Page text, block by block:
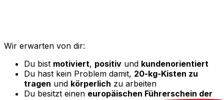
Wir erwarten von dir:
Du bist motiviert, positiv und kundenorientiert
Du hast kein Problem damit, 20-kg-Kisten zu
tragen und körperlich zu arbeiten
Du besitzt einen europäischen Führerschein der